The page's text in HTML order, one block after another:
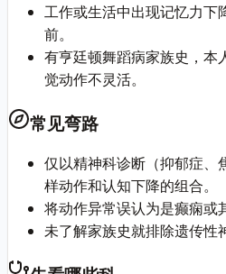
工作或生活中出现记忆力下
前。
有亨廷顿舞蹈病家族史，本
觉动作不灵活。
常见弯路
仅以精神科诊断（抑郁症、
样动作和认知下降的组合。
将动作异常误认为是癫痫或
未了解家族史就排除遗传性